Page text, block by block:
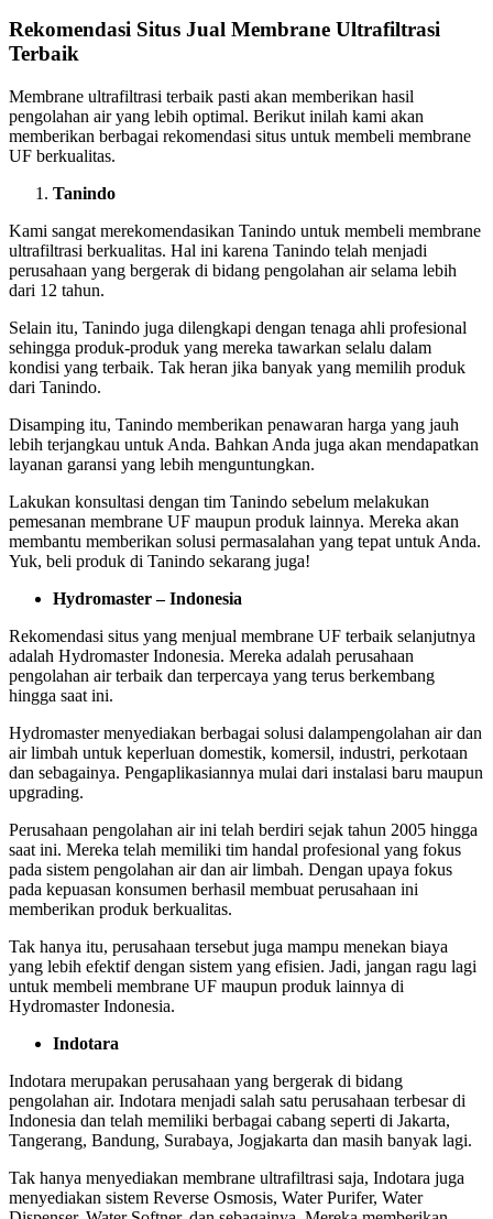
Rekomendasi Situs Jual Membrane Ultrafiltrasi
Terbaik
Membrane ultrafiltrasi terbaik pasti akan memberikan hasil
pengolahan air yang lebih optimal. Berikut inilah kami akan
memberikan berbagai rekomendasi situs untuk membeli membrane
UF berkualitas.
Tanindo
Kami sangat merekomendasikan Tanindo untuk membeli membrane
ultrafiltrasi berkualitas. Hal ini karena Tanindo telah menjadi
perusahaan yang bergerak di bidang pengolahan air selama lebih
dari 12 tahun.
Selain itu, Tanindo juga dilengkapi dengan tenaga ahli profesional
sehingga produk-produk yang mereka tawarkan selalu dalam
kondisi yang terbaik. Tak heran jika banyak yang memilih produk
dari Tanindo.
Disamping itu, Tanindo memberikan penawaran harga yang jauh
lebih terjangkau untuk Anda. Bahkan Anda juga akan mendapatkan
layanan garansi yang lebih menguntungkan.
Lakukan konsultasi dengan tim Tanindo sebelum melakukan
pemesanan membrane UF maupun produk lainnya. Mereka akan
membantu memberikan solusi permasalahan yang tepat untuk Anda.
Yuk, beli produk di Tanindo sekarang juga!
Hydromaster – Indonesia
Rekomendasi situs yang menjual membrane UF terbaik selanjutnya
adalah Hydromaster Indonesia. Mereka adalah perusahaan
pengolahan air terbaik dan terpercaya yang terus berkembang
hingga saat ini.
Hydromaster menyediakan berbagai solusi dalampengolahan air dan
air limbah untuk keperluan domestik, komersil, industri, perkotaan
dan sebagainya. Pengaplikasiannya mulai dari instalasi baru maupun
upgrading.
Perusahaan pengolahan air ini telah berdiri sejak tahun 2005 hingga
saat ini. Mereka telah memiliki tim handal profesional yang fokus
pada sistem pengolahan air dan air limbah. Dengan upaya fokus
pada kepuasan konsumen berhasil membuat perusahaan ini
memberikan produk berkualitas.
Tak hanya itu, perusahaan tersebut juga mampu menekan biaya
yang lebih efektif dengan sistem yang efisien. Jadi, jangan ragu lagi
untuk membeli membrane UF maupun produk lainnya di
Hydromaster Indonesia.
Indotara
Indotara merupakan perusahaan yang bergerak di bidang
pengolahan air. Indotara menjadi salah satu perusahaan terbesar di
Indonesia dan telah memiliki berbagai cabang seperti di Jakarta,
Tangerang, Bandung, Surabaya, Jogjakarta dan masih banyak lagi.
Tak hanya menyediakan membrane ultrafiltrasi saja, Indotara juga
menyediakan sistem Reverse Osmosis, Water Purifer, Water